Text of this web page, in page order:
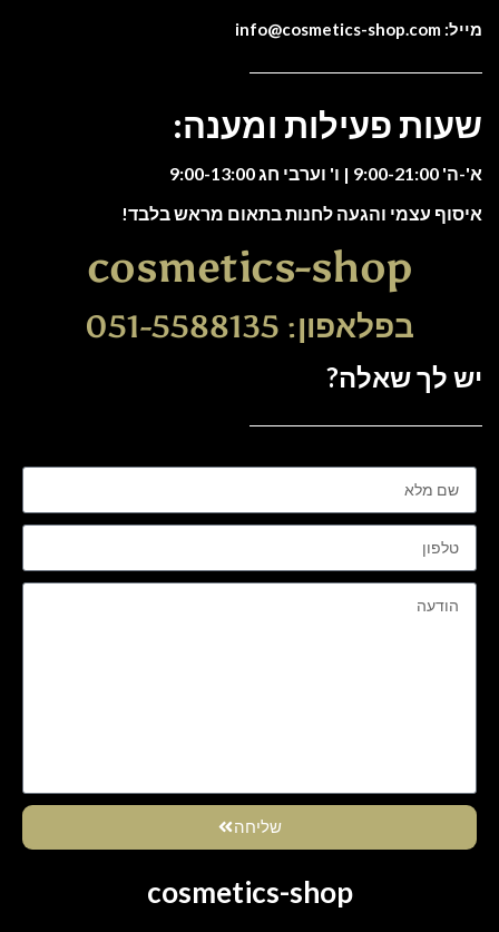
מייל: info@cosmetics-shop.com
שעות פעילות ומענה:
א'-ה' 9:00-21:00 | ו' וערבי חג 9:00-13:00
איסוף עצמי והגעה לחנות בתאום מראש בלבד!
cosmetics-shop
בפלאפון: 051-5588135
יש לך שאלה?
שליחה
cosmetics-shop